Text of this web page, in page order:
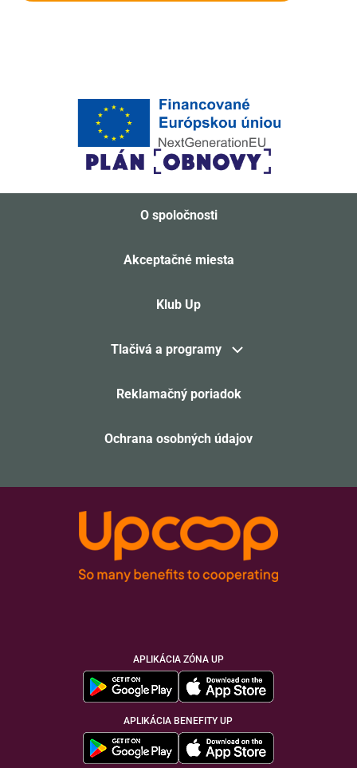
O spoločnosti
Akceptačné miesta
Klub Up
Tlačivá a programy
Reklamačný poriadok
Ochrana osobných údajov
APLIKÁCIA ZÓNA UP
APLIKÁCIA BENEFITY UP